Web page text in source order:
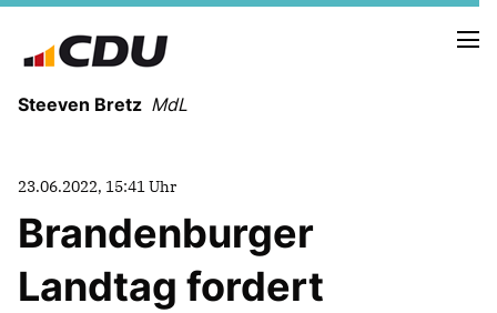
Steeven Bretz MdL
VITA
WAHLKREISBESUCHE
23.06.2022, 15:41 Uhr
Brandenburger
Landtag fordert